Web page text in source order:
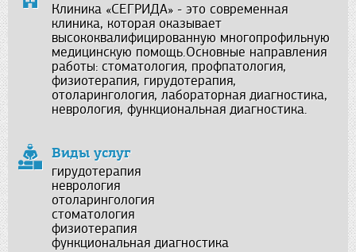
Клиника «СЕГРИДА» - это современная
клиника, которая оказывает
высококвалифицированную многопрофильную
медицинскую помощь.Основные направления
работы: стоматология, профпатология,
физиотерапия, гирудотерапия,
отоларингология, лабораторная диагностика,
неврология, функциональная диагностика.
Виды услуг
гирудотерапия
неврология
отоларингология
стоматология
физиотерапия
функциональная диагностика